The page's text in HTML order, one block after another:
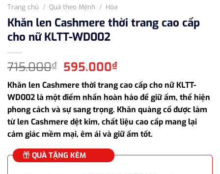
Trang chủ / Quà theo Mệnh / Hỏa
Khăn len Cashmere thời trang cao cấp
cho nữ KLTT-WD002
715.000₫ Giá
gốc
là:
715.000₫.
595.000₫Giá
hiện
tại
là:
595.000₫.
Khăn len Cashmere thời trang cao cấp cho nữ KLTT-
WD002 là một điểm nhấn hoàn hảo để giữ ấm, thể hiện
phong cách và sự sang trọng. Khăn quàng cổ được làm
từ len Cashmere dệt kim, chất liệu cao cấp mang lại
cảm giác mềm mại, êm ái và giữ ấm tốt.
QUÀ TẶNG KÈM